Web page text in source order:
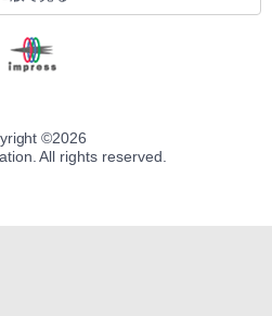
©2026
All rights reserved.